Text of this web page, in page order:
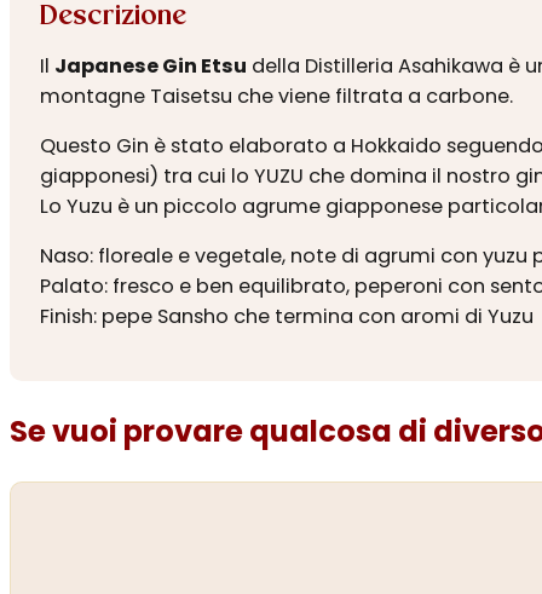
Descrizione
Il Japanese Gin Etsu della Distilleria Asahikawa è
montagne Taisetsu che viene filtrata a carbone.
Questo Gin è stato elaborato a Hokkaido
giapponesi) tra cui lo YUZU che domina il nostro
Lo Yuzu è un piccolo agrume giapponese
Naso: floreale e vegetale, note di agrumi con yuzu
Palato: fresco e ben equilibrato, peperoni con
Finish: pepe Sansho che termina con aromi di Yuzu
Se vuoi provare qualcosa di